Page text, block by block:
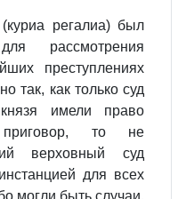
регалиа) был
рассмотрения
преступлениях
так, как только суд
имели право
то не
верховный суд
для всех
могли быть случаи,